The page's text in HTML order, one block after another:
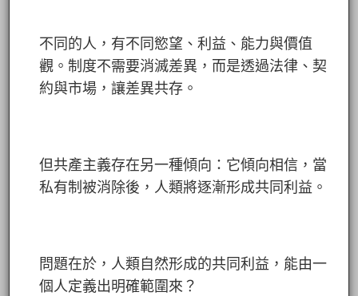
不同的人，有不同慾望、利益、能力與價值
觀。制度不需要消滅差異，而是透過法律、契
約與市場，讓差異共存。
但共產主義存在另一種傾向：它傾向相信，當
私有制被消除後，人類將逐漸形成共同利益。
問題在於，人類自然形成的共同利益，能由一
個人定義出明確範圍來？